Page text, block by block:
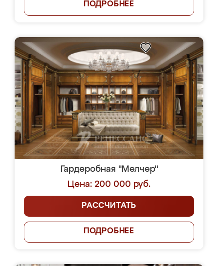
ПОДРОБНЕЕ
Гардеробная "Мелчер"
Цена: 200 000 руб.
РАССЧИТАТЬ
ПОДРОБНЕЕ